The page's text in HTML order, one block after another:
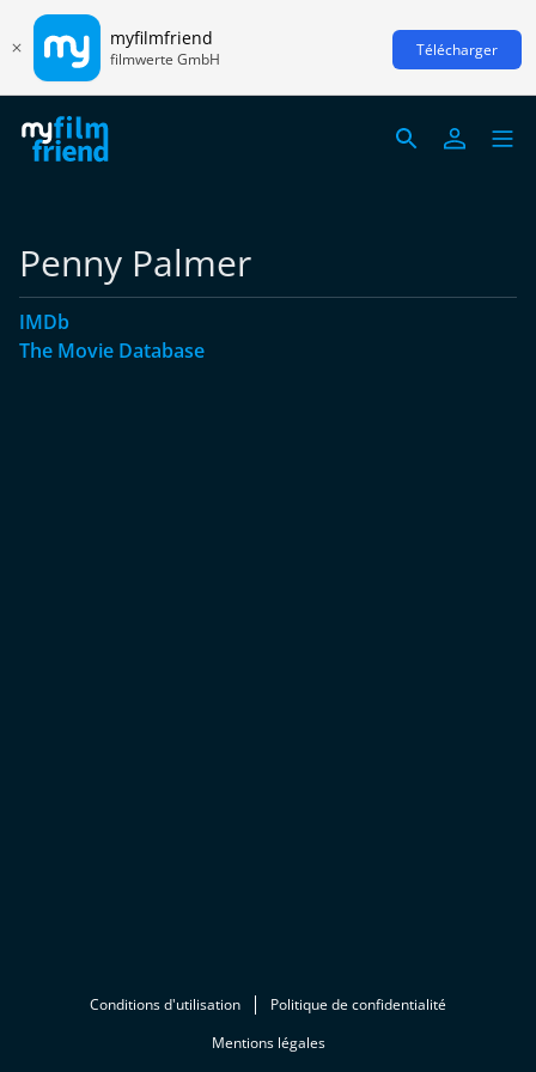
myfilmfriend
filmwerte GmbH Télécharger
Penny Palmer
IMDb
The Movie Database
Conditions d'utilisation
Politique de confidentialité
Mentions légales